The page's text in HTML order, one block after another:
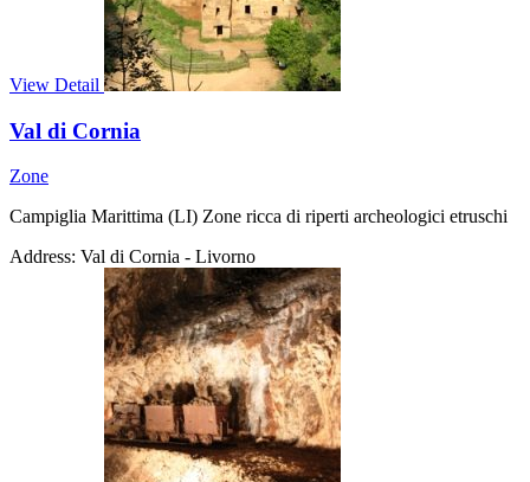
View Detail
Val di Cornia
Zone
Campiglia Marittima (LI) Zone ricca di riperti archeologici etruschi
Address: Val di Cornia - Livorno